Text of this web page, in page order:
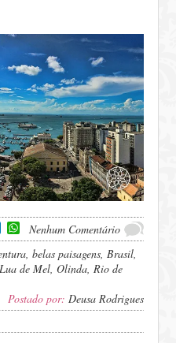
LinkedInWhatsApp
Nenhum Comentário
,belas paisagens,Brasil,
Lua de Mel,Olinda,Rio de
Postado por: Deusa Rodrigues